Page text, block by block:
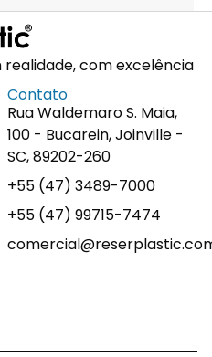
com excelência
Contato
Rua Waldemaro S. Maia,
100 - Bucarein, Joinville -
SC, 89202-260
+55 (47) 3489-7000
+55 (47) 99715-7474